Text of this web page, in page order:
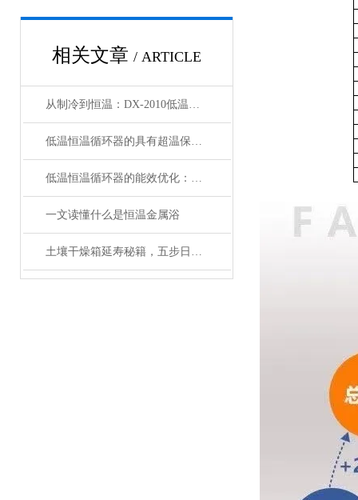
相关文章 / ARTICLE
从制冷到恒温：DX-2010低温恒温循环器的核心原理解析
低温恒温循环器的具有超温保护，传感器异常保护功能
低温恒温循环器的能效优化：如何节约能源消耗
一文读懂什么是恒温金属浴
土壤干燥箱延寿秘籍，五步日常养护法让实验数据更精准